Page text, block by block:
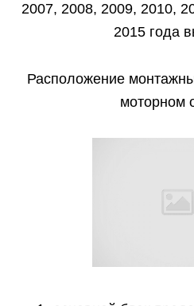
2007, 2008, 2009, 2010,
2015 года
Расположение
моторном